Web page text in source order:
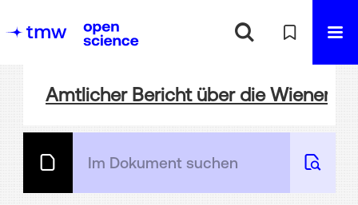
Amtlicher Bericht über die Wiener